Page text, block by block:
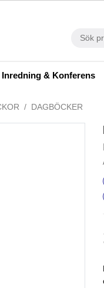
Inredning & Konferens
DAGBÖCKER